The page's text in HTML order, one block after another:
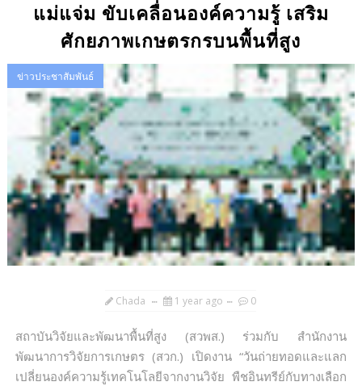
แม่แจ่ม ขับเคลื่อนองค์ความรู้ เสริม
ศักยภาพเกษตรกรบนพื้นที่สูง
ข่าวประชาสัมพันธ์
Chada 1 year ago 0
สถาบันวิจัยและพัฒนาพื้นที่สูง (สวพส.) ร่วมกับ สำนักงาน
พัฒนาการวิจัยการเกษตร (สวก.) เปิดงาน “วันถ่ายทอดและแลก
เปลี่ยนองค์ความรู้เทคโนโลยีจากงานวิจัย พืชอินทรีย์กับทางเลือก